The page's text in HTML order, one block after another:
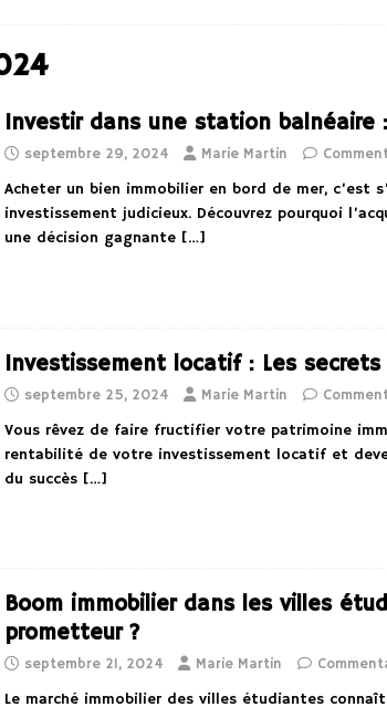
Investir dans une station
septembre 29, 2024 Marie Martin
Acheter un bien immobilier en bord de mer,
investissement judicieux. Découvrez pourquoi
une décision gagnante […]
Investissement locatif : Les
septembre 25, 2024 Marie Martin
Vous rêvez de faire fructifier votre patrimoine
rentabilité de votre investissement locatif et
du succès […]
Boom immobilier dans les villes
prometteur ?
septembre 21, 2024 Marie Martin
Le marché immobilier des villes étudiantes